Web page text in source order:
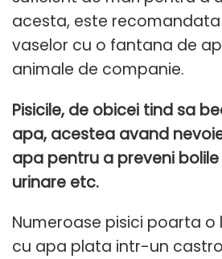
acesta, este
vaselor cu o fantana de
animale de companie.
Pisicile, de obicei tind sa
apa, acestea avand
apa pentru a preveni
urinare etc.
Numeroase pisici poarta
cu apa plata intr-un